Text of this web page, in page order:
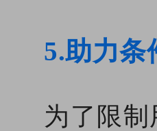
5.助力条
为了限